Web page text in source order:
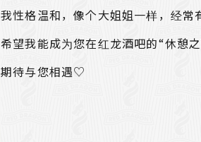
我性格温和，像个大姐姐一样，经常
希望我能成为您在红龙酒吧的“休憩之
期待与您相遇♡